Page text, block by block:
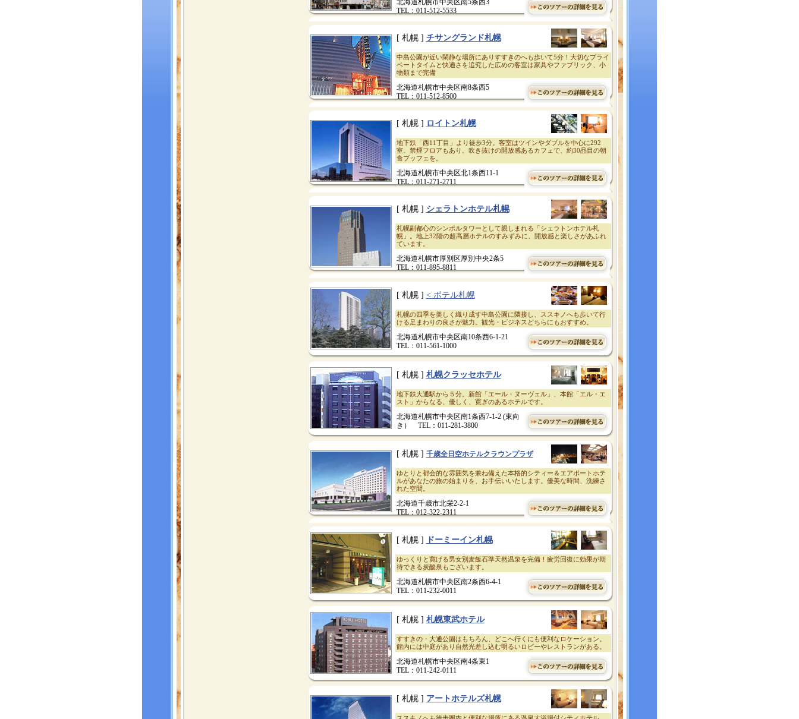
北海道札幌市中央区南5条西3
TEL：011-512-5533
[ 札幌 ] チサングランド札幌
中島公園が近い閑静な場所にありすすきのへも歩いて5分！大切なプライ
ベートタイムと快適さを追究した広めの客室は家具やファブリック、小
物類まで完備
北海道札幌市中央区南8条西5
TEL：011-512-8500
[ 札幌 ] ロイトン札幌
地下鉄「西11丁目」より徒歩3分。客室はツインやダブルを中心に292
室。禁煙フロアもあり。吹き抜けの開放感あるカフェで、約30品目の朝
食ブッフェを。
北海道札幌市中央区北1条西11-1
TEL：011-271-2711
[ 札幌 ] シェラトンホテル札幌
札幌副都心のシンボルタワーとして親しまれる「シェラトンホテル札
幌」。地上32階の超高層ホテルのすみずみに、開放感と楽しさがあふれ
ています。
北海道札幌市厚別区厚別中央2条5
TEL：011-895-8811
[ 札幌 ] < ボテル札幌
札幌の四季を美しく織り成す中島公園に隣接し、ススキノへも歩いて行
ける足まわりの良さが魅力。観光・ビジネスどちらにもおすすめ。
北海道札幌市中央区南10条西6-1-21
TEL：011-561-1000
[ 札幌 ] 札幌クラッセホテル
地下鉄大通駅から５分。新館「エール・ヌーヴェル」、本館「エル・エ
スト」からなる、優しく、寛ぎのあるホテルです。
北海道札幌市中央区南1条西7-1-2 (東向
き） TEL：011-281-3800
[ 札幌 ] 千歳全日空ホテルクラウンプラザ
ゆとりと都会的な雰囲気を兼ね備えた本格的シティー＆エアポートホテ
ルがあなたの旅の始まりを、お手伝いいたします。優美な時間、洗練さ
れた空間。
北海道千歳市北栄2-2-1
TEL：012-322-2311
[ 札幌 ] ドーミーイン札幌
ゆっくりと寛げる男女別麦飯石準天然温泉を完備！疲労回復に効果が期
待できる炭酸泉もございます。
北海道札幌市中央区南2条西6-4-1
TEL：011-232-0011
[ 札幌 ] 札幌東武ホテル
すすきの・大通公園はもちろん、どこへ行くにも便利なロケーション。
館内には中庭があり自然光差し込む明るいロビーやレストランがある。
北海道札幌市中央区南4条東1
TEL：011-242-0111
[ 札幌 ] アートホテルズ札幌